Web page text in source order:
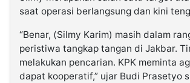
saat operasi berlangsung dan kini
“Benar, (Silmy Karim) masih dalam
peristiwa tangkap tangan di Jakbar.
melakukan pencarian. KPK meminta
dapat kooperatif,” ujar Budi Prasetyo